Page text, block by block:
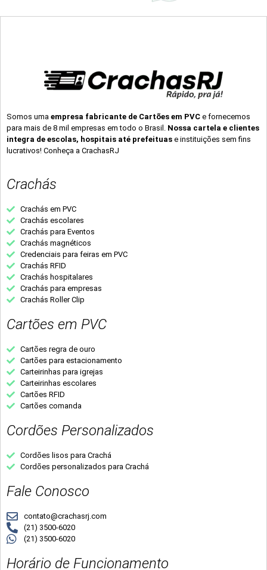
Somos uma empresa fabricante de Cartões em PVC e fornecemos
para mais de 8 mil empresas em todo o Brasil. Nossa cartela e clientes
integra de escolas, hospitais até prefeituas e instituições sem fins
lucrativos! Conheça a CrachasRJ
Crachás
Crachás em PVC
Crachás escolares
Crachás para Eventos
Crachás magnéticos
Credenciais para feiras em PVC
Crachás RFID
Crachás hospitalares
Crachás para empresas
Crachás Roller Clip
Cartões em PVC
Cartões regra de ouro
Cartões para estacionamento
Carteirinhas para igrejas
Carteirinhas escolares
Cartões RFID
Cartões comanda
Cordões Personalizados
Cordões lisos para Crachá
Cordões personalizados para Crachá
Fale Conosco
contato@crachasrj.com
(21) 3500-6020
(21) 3500-6020
Horário de Funcionamento